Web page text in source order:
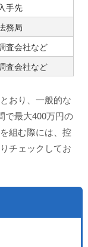
入手先
務局
査会社など
査会社など
おり、一般的な
で最大400万円の
組む際には、控
チェックしてお